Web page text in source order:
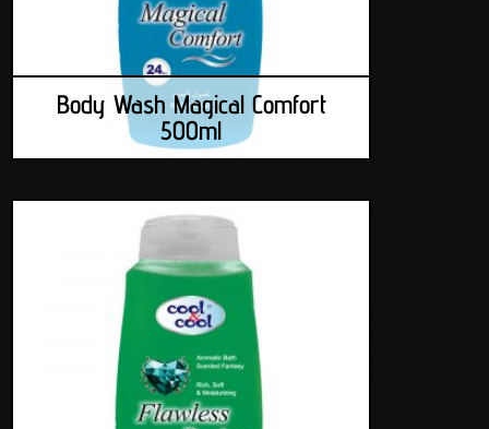
Body Wash Magical Comfort
500ml